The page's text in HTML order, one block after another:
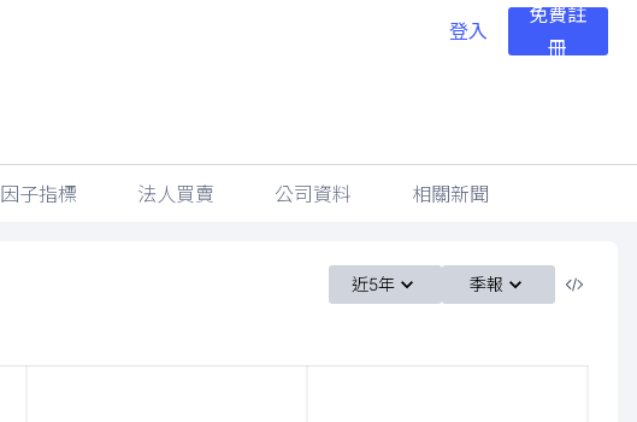
登入
免費註
冊
因子指標 法人買賣 公司資料 相關新聞
近5年 季報